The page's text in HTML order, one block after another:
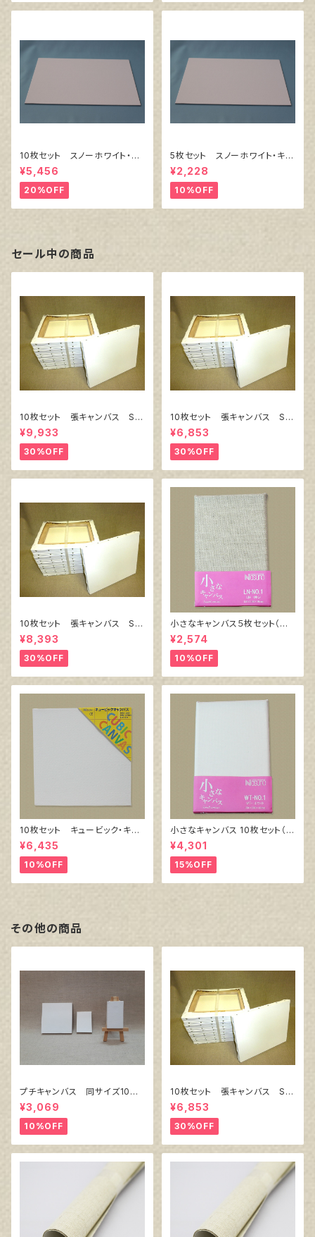
10枚セット スノーホワイト・キ
ャンバスボード F6 サイズ
410㎜x318㎜
¥5,456
20%OFF
5枚セット スノーホワイト・キャ
ンバスボード F4 サイズ 3
33㎜x242㎜
¥2,228
10%OFF
セール中の商品
10枚セット 張キャンバス Sn
owWhite SPC（綿・ポリエステ
ル）F8 455㎜×380㎜
¥9,933
30%OFF
10枚セット 張キャンバス Sn
owWhite SPC（綿・ポリエステ
ル）F4 333㎜×242㎜
¥6,853
30%OFF
10枚セット 張キャンバス Sn
owWhite SPC（綿・ポリエステ
ル）F6 410㎜×318㎜
¥8,393
30%OFF
小さなキャンバス５枚セット（麻
キャンバス裏面張り）
¥2,574
10%OFF
10枚セット キュービック・キャ
ンバス白（縦150㎜×横150㎜×
厚38㎜）
¥6,435
10%OFF
小さなキャンバス 10枚セット（ホ
ワイト塗りキャンバス張り）
¥4,301
15%OFF
その他の商品
プチキャンバス 同サイズ10枚
セット
¥3,069
10%OFF
10枚セット 張キャンバス Sn
owWhite SPC（綿・ポリエステ
ル）F4 333㎜×242㎜
¥6,853
30%OFF